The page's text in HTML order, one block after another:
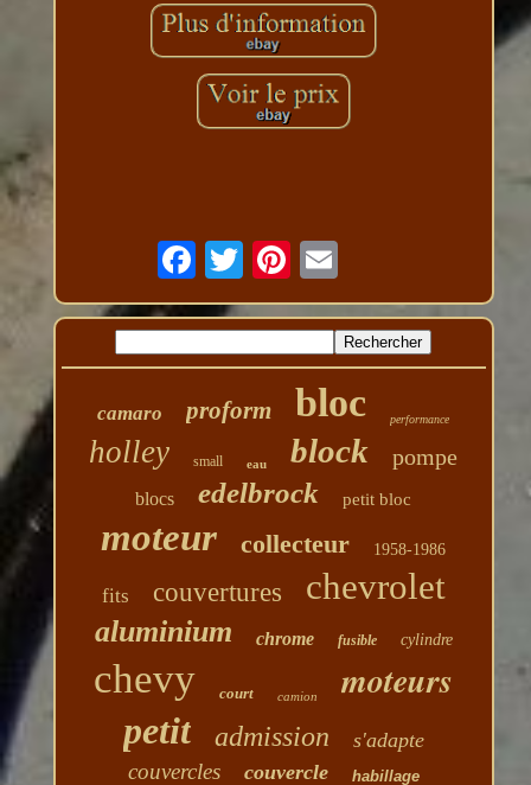
camaro proform bloc performance
holley small eau block pompe
blocs edelbrock petit bloc
moteur collecteur 1958-1986
fits couvertures chevrolet
aluminium chrome fusible cylindre
chevy court camion moteurs
petit admission s'adapte
couvercles couvercle habillage